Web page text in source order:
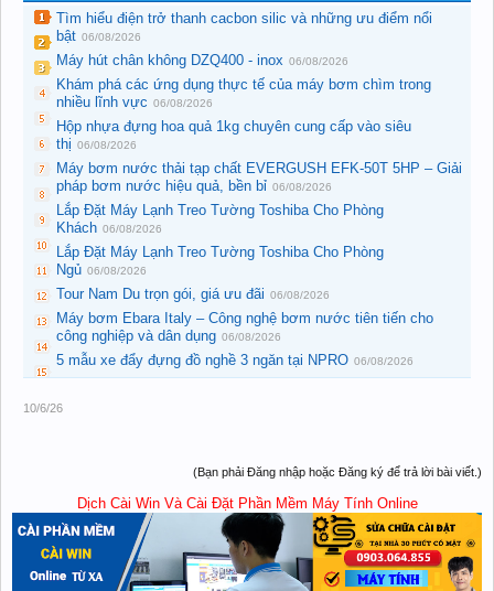
Tìm hiểu điện trở thanh cacbon silic và những ưu điểm nổi
bật 06/08/2026
Máy hút chân không DZQ400 - inox 06/08/2026
Khám phá các ứng dụng thực tế của máy bơm chìm trong
nhiều lĩnh vực 06/08/2026
Hộp nhựa đựng hoa quả 1kg chuyên cung cấp vào siêu
thị 06/08/2026
Máy bơm nước thải tạp chất EVERGUSH EFK-50T 5HP – Giải
pháp bơm nước hiệu quả, bền bỉ 06/08/2026
Lắp Đặt Máy Lạnh Treo Tường Toshiba Cho Phòng
Khách 06/08/2026
Lắp Đặt Máy Lạnh Treo Tường Toshiba Cho Phòng
Ngủ 06/08/2026
Tour Nam Du trọn gói, giá ưu đãi 06/08/2026
Máy bơm Ebara Italy – Công nghệ bơm nước tiên tiến cho
công nghiệp và dân dụng 06/08/2026
5 mẫu xe đẩy đựng đồ nghề 3 ngăn tại NPRO 06/08/2026
10/6/26
(Bạn phải Đăng nhập hoặc Đăng ký để trả lời bài viết.)
Dịch Cài Win Và Cài Đặt Phần Mềm Máy Tính Online